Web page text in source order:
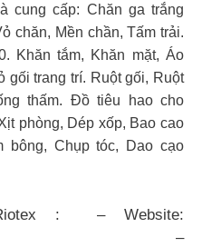
cung cấp: Chăn ga trắng
chăn, Mền chần, Tấm trải.
Khăn tắm, Khăn mặt, Áo
gối trang trí. Ruột gối, Ruột
thấm. Đồ tiêu hao cho
phòng, Dép xốp, Bao cao
bông, Chụp tóc, Dao cạo
: – Website: